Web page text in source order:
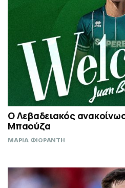
Ο Λεβαδειακός
Μπαούζα
ΜΑΡΙΑ ΦΙΟΡΑΝΤΗ